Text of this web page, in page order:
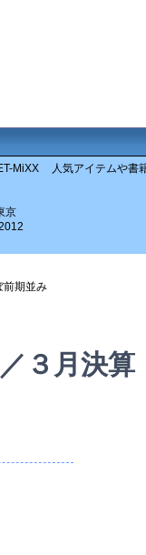
MiXX
人気アイテムや書
京
期並み
／３月